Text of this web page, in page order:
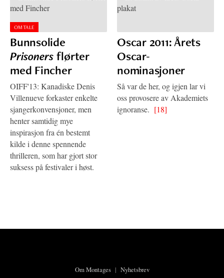
OMTALE
Bunnsolide
Prisonersflørter
med Fincher
OIFF'13: Kanadiske Denis
Villenueve forkaster enkelte
sjangerkonvensjoner, men
henter samtidig mye
inspirasjon fra én bestemt
kilde i denne spennende
thrilleren, som har gjort stor
suksess på festivaler i høst.
Oscar 2011: Årets
Oscar-
nominasjoner
Så var de her, og igjen lar vi
oss provosere av Akademiets
ignoranse. [18]
Om Montages| Nyhetsbrev